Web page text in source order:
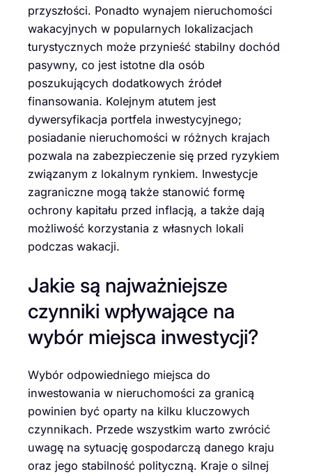
przyszłości. Ponadto wynajem nieruchomości
wakacyjnych w popularnych lokalizacjach
turystycznych może przynieść stabilny dochód
pasywny, co jest istotne dla osób
poszukujących dodatkowych źródeł
finansowania. Kolejnym atutem jest
dywersyfikacja portfela inwestycyjnego;
posiadanie nieruchomości w różnych krajach
pozwala na zabezpieczenie się przed ryzykiem
związanym z lokalnym rynkiem. Inwestycje
zagraniczne mogą także stanowić formę
ochrony kapitału przed inflacją, a także dają
możliwość korzystania z własnych lokali
podczas wakacji.
Jakie są najważniejsze
czynniki wpływające na
wybór miejsca inwestycji?
Wybór odpowiedniego miejsca do
inwestowania w nieruchomości za granicą
powinien być oparty na kilku kluczowych
czynnikach. Przede wszystkim warto zwrócić
uwagę na sytuację gospodarczą danego kraju
oraz jego stabilność polityczną. Kraje o silnej